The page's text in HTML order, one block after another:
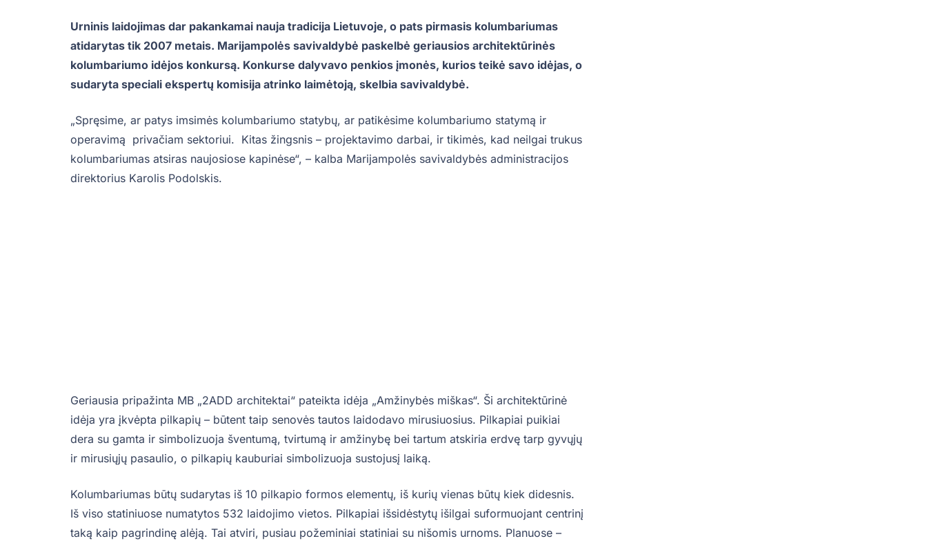
Urninis laidojimas dar pakankamai nauja tradicija Lietuvoje, o pats pirmasis kolumbariumas
atidarytas tik 2007 metais. Marijampolės savivaldybė paskelbė geriausios architektūrinės
kolumbariumo idėjos konkursą. Konkurse dalyvavo penkios įmonės, kurios teikė savo idėjas, o
sudaryta speciali ekspertų komisija atrinko laimėtoją, skelbia savivaldybė.
„Spręsime, ar patys imsimės kolumbariumo statybų, ar patikėsime kolumbariumo statymą ir
operavimą privačiam sektoriui. Kitas žingsnis – projektavimo darbai, ir tikimės, kad neilgai trukus
kolumbariumas atsiras naujosiose kapinėse“, – kalba Marijampolės savivaldybės administracijos
direktorius Karolis Podolskis.
Geriausia pripažinta MB „2ADD architektai“ pateikta idėja „Amžinybės miškas“. Ši architektūrinė
idėja yra įkvėpta pilkapių – būtent taip senovės tautos laidodavo mirusiuosius. Pilkapiai puikiai
dera su gamta ir simbolizuoja šventumą, tvirtumą ir amžinybę bei tartum atskiria erdvę tarp gyvųjų
ir mirusiųjų pasaulio, o pilkapių kauburiai simbolizuoja sustojusį laiką.
Kolumbariumas būtų sudarytas iš 10 pilkapio formos elementų, iš kurių vienas būtų kiek didesnis.
Iš viso statiniuose numatytos 532 laidojimo vietos. Pilkapiai išsidėstytų išilgai suformuojant centrinį
taką kaip pagrindinę alėją. Tai atviri, pusiau požeminiai statiniai su nišomis urnoms. Planuose –